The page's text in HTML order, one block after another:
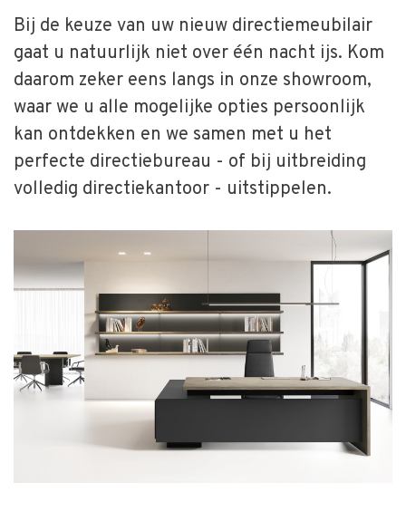
Bij de keuze van uw nieuw directiemeubilair
gaat u natuurlijk niet over één nacht ijs. Kom
daarom zeker eens langs in onze showroom,
waar we u alle mogelijke opties persoonlijk
kan ontdekken en we samen met u het
perfecte directiebureau - of bij uitbreiding
volledig directiekantoor - uitstippelen.